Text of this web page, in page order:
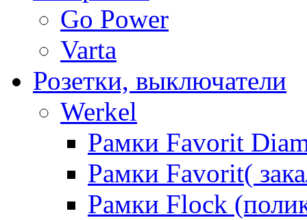
Go Power
Varta
Розетки, выключатели
Werkel
Рамки Favorit
Рамки Favorit(
Рамки Flock